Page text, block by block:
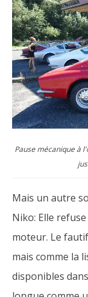
Pause mécanique à
Mais un autre
Niko: Elle
moteur. Le
mais comme la
disponibles